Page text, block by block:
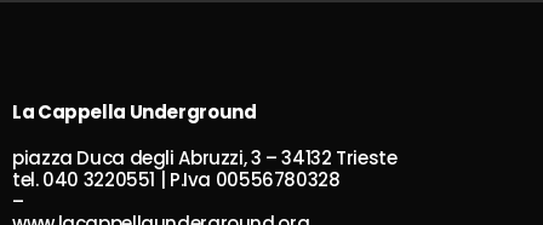
La Cappella Underground
piazza Duca degli Abruzzi, 3 – 34132 Trieste
tel. 040 3220551 | P.Iva 00556780328
–